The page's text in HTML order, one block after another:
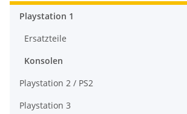
Playstation 1
Ersatzteile
Konsolen
Playstation 2 / PS2
Playstation 3